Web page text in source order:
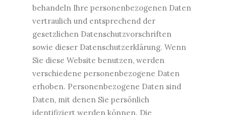
behandeln Ihre personenbezogenen Daten
vertraulich und entsprechend der
gesetzlichen Datenschutzvorschriften
sowie dieser Datenschutzerklärung. Wenn
Sie diese Website benutzen, werden
verschiedene personenbezogene Daten
erhoben. Personenbezogene Daten sind
Daten, mit denen Sie persönlich
identifiziert werden können. Die